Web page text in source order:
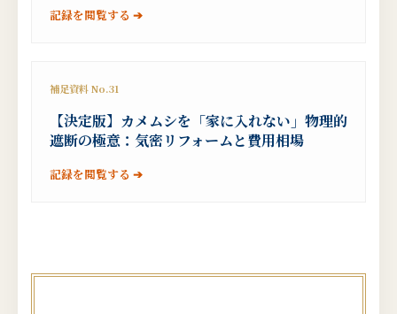
記録を閲覧する ➔
補足資料 No.31
【決定版】カメムシを「家に入れない」物理的
遮断の極意：気密リフォームと費用相場
記録を閲覧する ➔